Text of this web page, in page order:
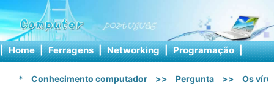
| Home | Ferragens | Networking | Programação |
* Conhecimento computador >> Pergunta >> Os